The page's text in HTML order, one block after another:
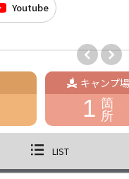
Youtube
キャンプ場
1 箇
所
LIST